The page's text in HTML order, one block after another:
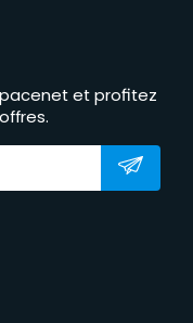
et profitez